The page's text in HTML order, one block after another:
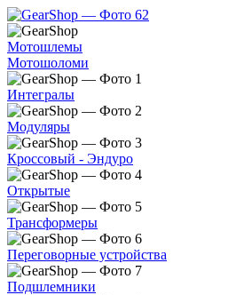
Мотошлемы
Мотошоломи
Интегралы
Модуляры
Кроссовый - Эндуро
Открытые
Трансформеры
Переговорные устройства
Подшлемники